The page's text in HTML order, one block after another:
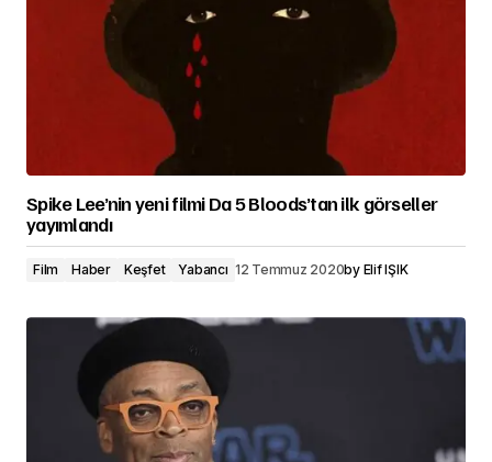
Spike Lee’nin yeni filmi Da 5 Bloods’tan ilk görseller
yayımlandı
Film Haber Keşfet Yabancı 12 Temmuz 2020by Elif IŞIK